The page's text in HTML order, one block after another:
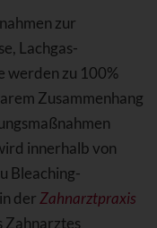
zur
Lachgas-
werden zu 100%
Zusammenhang
innerhalb von
Bleaching-
derZahnarztpraxis
Zahnarztes